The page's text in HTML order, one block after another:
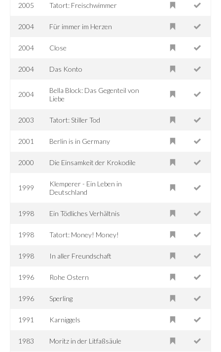
2005 Tatort: Freischwimmer
2004 Für immer im Herzen
2004 Close
2004 Das Konto
2004
Bella Block: Das Gegenteil von
Liebe
2003 Tatort: Stiller Tod
2001 Berlin is in Germany
2000 Die Einsamkeit der Krokodile
1999
Klemperer - Ein Leben in
Deutschland
1998 Ein Tödliches Verhältnis
1998 Tatort: Money! Money!
1998 In aller Freundschaft
1996 Rohe Ostern
1996 Sperling
1991 Karniggels
1983 Moritz in der Litfaßsäule